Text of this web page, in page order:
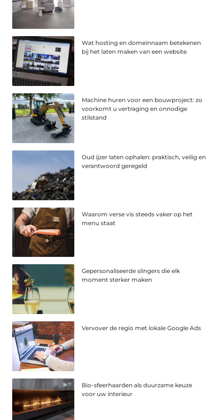
Wat hosting en domeinnaam betekenen
bij het laten maken van een website
Machine huren voor een bouwproject: zo
voorkomt u vertraging en onnodige
stilstand
Oud ijzer laten ophalen: praktisch, veilig en
verantwoord geregeld
Waarom verse vis steeds vaker op het
menu staat
Gepersonaliseerde slingers die elk
moment sterker maken
Vervover de regio met lokale Google Ads
Bio-sfeerhaarden als duurzame keuze
voor uw interieur